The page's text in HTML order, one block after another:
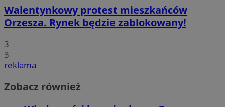
Walentynkowy protest mieszkańców
Orzesza. Rynek będzie zablokowany!
3
3
reklama
Zobacz również